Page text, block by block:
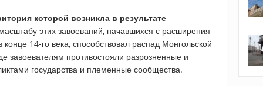
которой возникла в результате
этих завоеваний, начавшихся с расширения
14-го века, способствовал распад Монгольской
завоевателям противостояли разрозненные и
государства и племенные сообщества.